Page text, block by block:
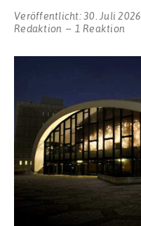
Veröffentlicht:30. Juli 2026
Redaktion
1 Reaktion